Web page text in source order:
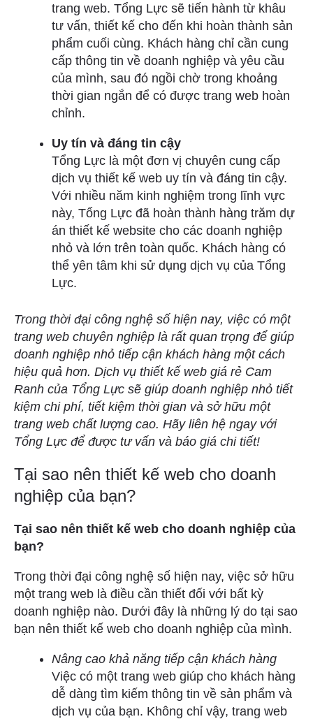
trang web. Tổng Lực sẽ tiến hành từ khâu
tư vấn, thiết kế cho đến khi hoàn thành sản
phẩm cuối cùng. Khách hàng chỉ cần cung
cấp thông tin về doanh nghiệp và yêu cầu
của mình, sau đó ngồi chờ trong khoảng
thời gian ngắn để có được trang web hoàn
chỉnh.
Uy tín và đáng tin cậy
Tổng Lực là một đơn vị chuyên cung cấp
dịch vụ thiết kế web uy tín và đáng tin cậy.
Với nhiều năm kinh nghiệm trong lĩnh vực
này, Tổng Lực đã hoàn thành hàng trăm dự
án thiết kế website cho các doanh nghiệp
nhỏ và lớn trên toàn quốc. Khách hàng có
thể yên tâm khi sử dụng dịch vụ của Tổng
Lực.
Trong thời đại công nghệ số hiện nay, việc có một
trang web chuyên nghiệp là rất quan trọng để giúp
doanh nghiệp nhỏ tiếp cận khách hàng một cách
hiệu quả hơn. Dịch vụ thiết kế web giá rẻ Cam
Ranh của Tổng Lực sẽ giúp doanh nghiệp nhỏ tiết
kiệm chi phí, tiết kiệm thời gian và sở hữu một
trang web chất lượng cao. Hãy liên hệ ngay với
Tổng Lực để được tư vấn và báo giá chi tiết!
Tại sao nên thiết kế web cho doanh
nghiệp của bạn?
Tại sao nên thiết kế web cho doanh nghiệp của
bạn?
Trong thời đại công nghệ số hiện nay, việc sở hữu
một trang web là điều cần thiết đối với bất kỳ
doanh nghiệp nào. Dưới đây là những lý do tại sao
bạn nên thiết kế web cho doanh nghiệp của mình.
Nâng cao khả năng tiếp cận khách hàng
Việc có một trang web giúp cho khách hàng
dễ dàng tìm kiếm thông tin về sản phẩm và
dịch vụ của bạn. Không chỉ vậy, trang web